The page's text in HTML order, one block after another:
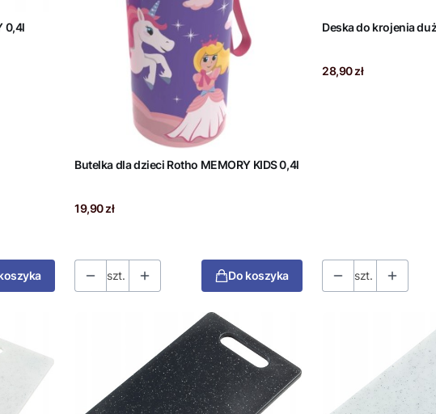
0,4l
Butelka dla dzieci Rotho MEMORY KIDS 0,4l
Cena
19,90 zł
szt. Do koszyka
Cena
28,90 zł
szt.